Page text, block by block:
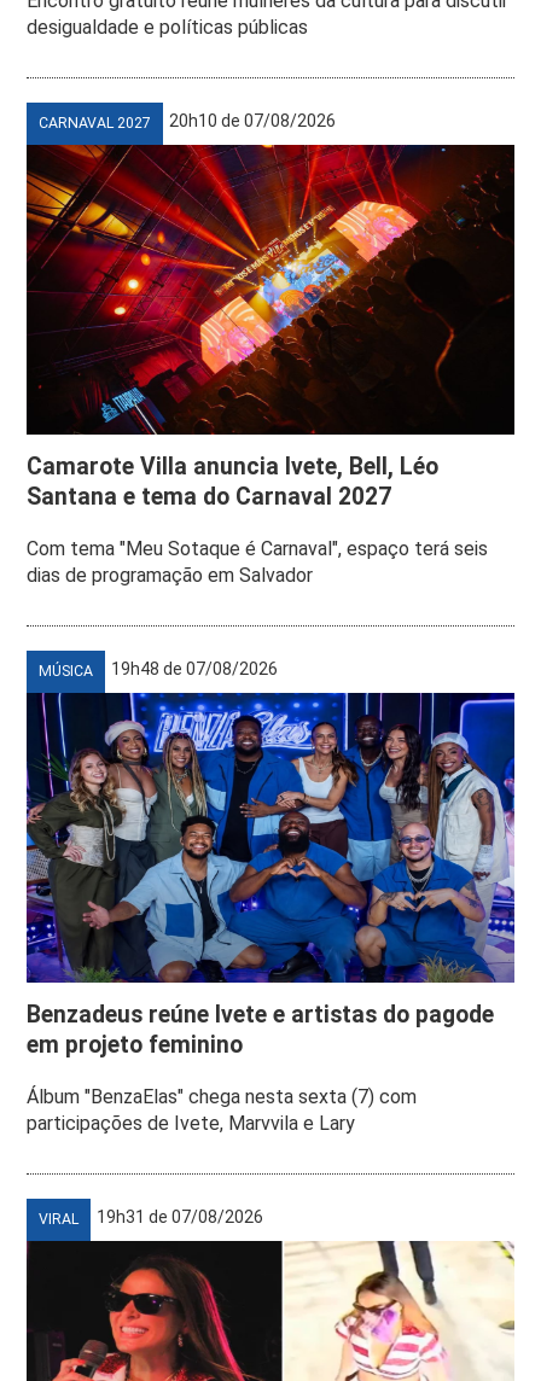
desigualdade e políticas públicas
CARNAVAL 2027 20h10 de 07/08/2026
Camarote Villa anuncia Ivete, Bell, Léo
Santana e tema do Carnaval 2027
Com tema "Meu Sotaque é Carnaval", espaço terá seis
dias de programação em Salvador
MÚSICA 19h48 de 07/08/2026
Benzadeus reúne Ivete e artistas do pagode
em projeto feminino
Álbum "BenzaElas" chega nesta sexta (7) com
participações de Ivete, Marvvila e Lary
VIRAL 19h31 de 07/08/2026